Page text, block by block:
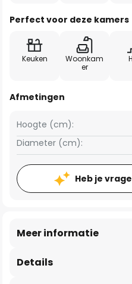
Perfect voor deze kamers
Keuken
Woonkam
er
Afmetingen
Hoogte (cm):
Diameter (cm):
Heb je
Details
Meer informatie